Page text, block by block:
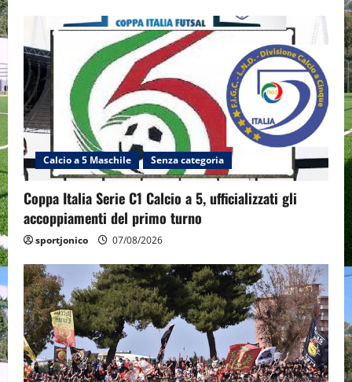
Calcio a 5 Maschile Senza categoria
Coppa Italia Serie C1 Calcio a 5, ufficializzati gli
accoppiamenti del primo turno
sportjonico 07/08/2026